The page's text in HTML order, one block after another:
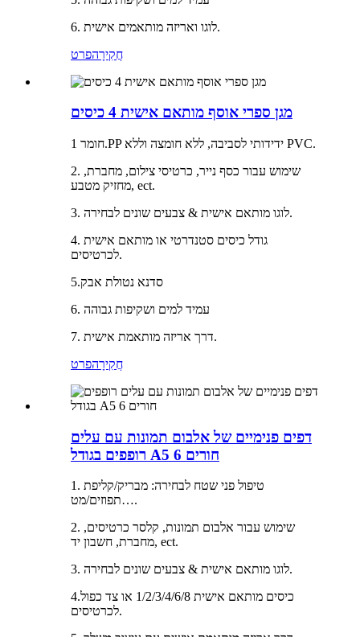
6. לוגו ואריזה מותאמים אישית.
חֲקִירָהפרט
מגן ספרי אוסף מותאם אישית 4 כיסים
חומר 1.PP ידידותי לסביבה, ללא חומצה וללא PVC.
2. שימוש עבור כסף נייר, כרטיסי צילום, מחברת,
מחזיק מטבע, ect.
3. לוגו מותאם אישית & צבעים שונים לבחירה.
4. גודל כיסים סטנדרטי או מותאם אישית
לכרטיסים.
5.סדנא נטולת אבק
6. עמיד למים ושקיפות גבוהה
7. דרך אריזה מותאמת אישית.
חֲקִירָהפרט
דפים פנימיים של אלבום תמונות עם עלים
רופפים בגודל A5 6 חורים
1. טיפול פני שטח לבחירה: מבריק/קליפת
תפוזים/מט….
2. שימוש עבור אלבום תמונות, קלסר כרטיסים,
מחברת, חשבון יד, ect.
3. לוגו מותאם אישית & צבעים שונים לבחירה.
4.כיסים מותאם אישית 1/2/3/4/6/8 או צד כפול
לכרטיסים.